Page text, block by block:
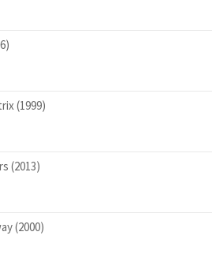
(1999)
(2013)
(2000)